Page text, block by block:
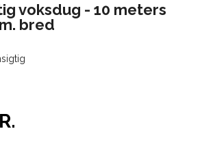
voksdug - 10 meters
bred